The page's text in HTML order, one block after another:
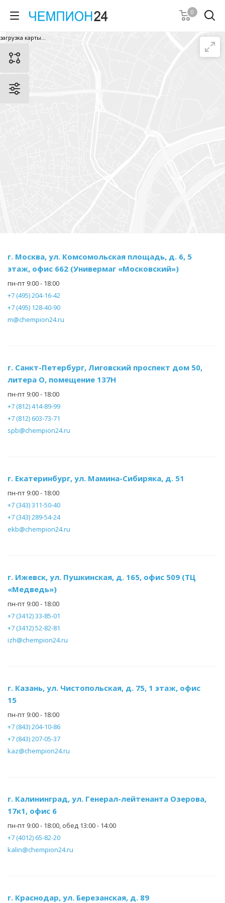
0
загрузка карты...
г. Москва, ул. Комсомольская площадь, д. 6, 5
этаж, офис 662 (Универмаг «Московский»)
пн-пт 9:00 - 18:00
+7 (495) 204-16-42
+7 (495) 128-40-90
m@chempion24.ru
г. Санкт-Петербург, Лиговский проспект дом 50,
литера О, помещение 137Н
пн-пт 9:00 - 18:00
+7 (812) 414-89-99
+7 (812) 603-73-71
spb@chempion24.ru
г. Екатеринбург, ул. Мамина-Сибиряка, д. 51
пн-пт 9:00 - 18:00
+7 (343) 311-50-40
+7 (343) 289-54-24
ekb@chempion24.ru
г. Ижевск, ул. Пушкинская, д. 165, офис 509 (ТЦ
«Медведь»)
пн-пт 9:00 - 18:00
+7 (3412) 33-85-01
+7 (3412) 52-82-81
izh@chempion24.ru
г. Казань, ул. Чистопольская, д. 75, 1 этаж, офис
15
пн-пт 9:00 - 18:00
+7 (843) 204-10-86
+7 (843) 207-05-37
kaz@chempion24.ru
г. Калининград, ул. Генерал-лейтенанта Озерова,
17к1, офис 6
пн-пт 9:00 - 18:00, обед 13:00 - 14:00
+7 (4012) 65-82-20
kalin@chempion24.ru
г. Краснодар, ул. Березанская, д. 89